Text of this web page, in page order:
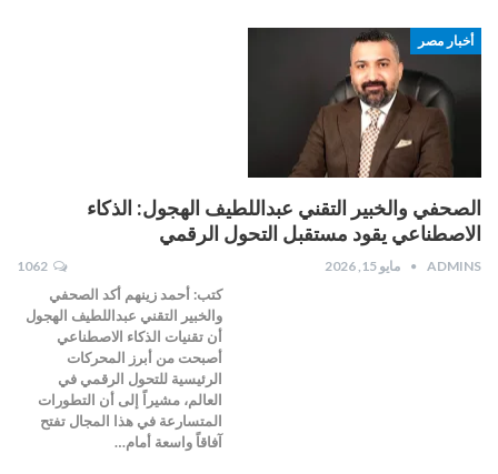
أخبار مصر
الصحفي والخبير التقني عبداللطيف الهجول: الذكاء
الاصطناعي يقود مستقبل التحول الرقمي
ADMINS مايو 15, 2026
كتب: أحمد زينهم أكد الصحفي
والخبير التقني عبداللطيف الهجول
أن تقنيات الذكاء الاصطناعي
أصبحت من أبرز المحركات
الرئيسية للتحول الرقمي في
العالم، مشيراً إلى أن التطورات
المتسارعة في هذا المجال تفتح
آفاقاً واسعة أمام…